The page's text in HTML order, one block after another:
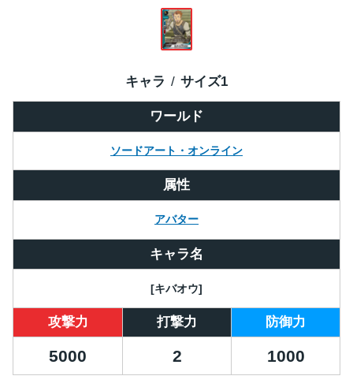
ワールド
ソードアート・オンライン
キャラ サイズ1
属性
アバター
キャラ名
[キバオウ]
攻撃力 打撃力 防御力
5000 2 1000